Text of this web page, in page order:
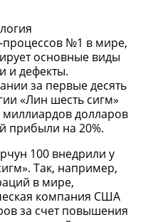
процессов №1 в мире,
основные виды
и дефекты.
за первые десять
«Лин шесть сигм»
миллиардов долларов
прибыли на 20%.
100 внедрили у
Так, например,
в мире,
компания США
за счет повышения